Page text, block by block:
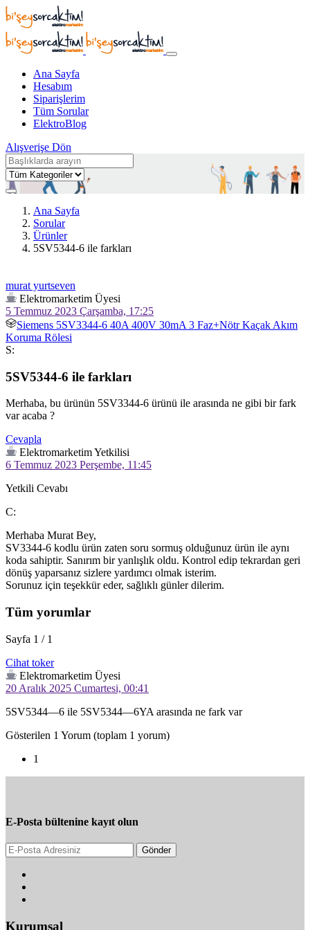
Ana Sayfa
Hesabım
Siparişlerim
Tüm Sorular
ElektroBlog
Alışverişe Dön
Ana Sayfa
Sorular
Ürünler
5SV5344-6 ile farkları
murat yurtseven
Elektromarketim Üyesi
5 Temmuz 2023 Çarşamba, 17:25
Siemens 5SV3344-6 40A 400V 30mA 3 Faz+Nötr Kaçak Akım
Koruma Rölesi
S:
5SV5344-6 ile farkları
Merhaba, bu ürünün 5SV3344-6 ürünü ile arasında ne gibi bir fark
var acaba ?
Cevapla
Elektromarketim Yetkilisi
6 Temmuz 2023 Perşembe, 11:45
Yetkili Cevabı
C:
Merhaba Murat Bey,
SV3344-6 kodlu ürün zaten soru sormuş olduğunuz ürün ile aynı
koda sahiptir. Sanırım bir yanlışlık oldu. Kontrol edip tekrardan geri
dönüş yaparsanız sizlere yardımcı olmak isterim.
Sorunuz için teşekkür eder, sağlıklı günler dilerim.
Tüm yorumlar
Sayfa 1 / 1
Cihat toker
Elektromarketim Üyesi
20 Aralık 2025 Cumartesi, 00:41
5SV5344—6 ile 5SV5344—6YA arasında ne fark var
Gösterilen 1 Yorum (toplam 1 yorum)
1
E-Posta bültenine kayıt olun
Gönder
Kurumsal